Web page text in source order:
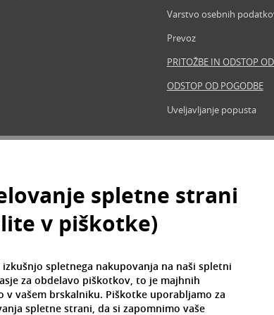
Varstvo osebnih
Prevoz
PRITOŽBE IN ODSTOP
ODSTOP OD POGODBE
Uveljavljanje popusta
spletne strani
v piškotke)
spletnega nakupovanja na naši spletni
za obdelavo piškotkov, to je majhnih
v vašem brskalniku. Piškotke uporabljamo za
spletne strani, da si zapomnimo vaše